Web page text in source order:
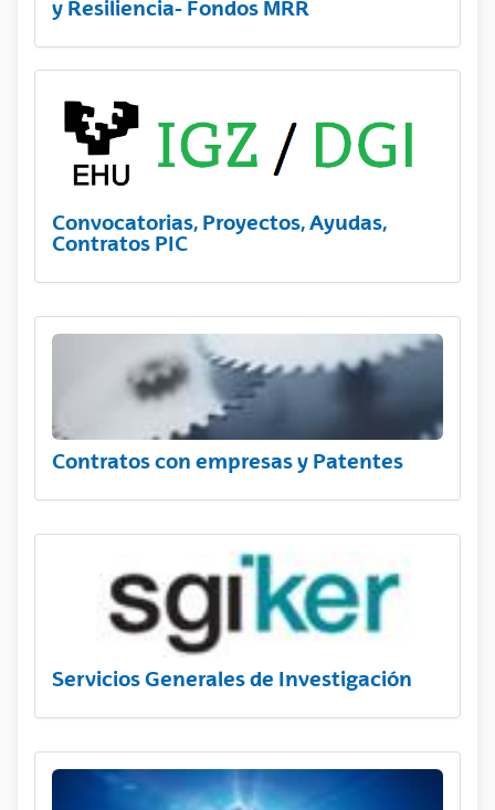
y Resiliencia- Fondos MRR
Convocatorias, Proyectos, Ayudas,
Contratos PIC
Contratos con empresas y Patentes
Servicios Generales de Investigación